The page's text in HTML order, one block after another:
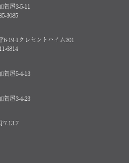
屋3-5-11
3085
19-1クレセントハイム201
6814
賀屋5-4-13
賀屋3-4-23
7-13-7